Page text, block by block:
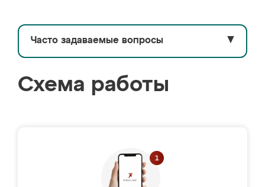
Часто задаваемые вопросы ▼
Схема работы